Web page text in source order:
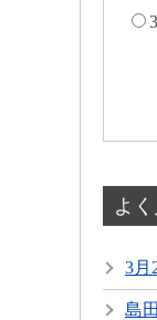
よ
3月
島